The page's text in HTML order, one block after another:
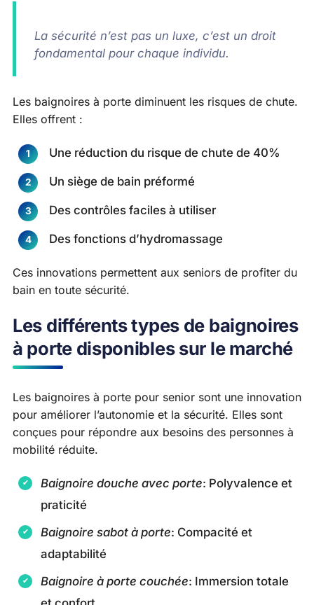
La sécurité n’est pas un luxe, c’est un droit
fondamental pour chaque individu.
Les baignoires à porte diminuent les risques de chute.
Elles offrent :
Une réduction du risque de chute de 40%
Un siège de bain préformé
Des contrôles faciles à utiliser
Des fonctions d’hydromassage
Ces innovations permettent aux seniors de profiter du
bain en toute sécurité.
Les différents types de baignoires
à porte disponibles sur le marché
Les baignoires à porte pour senior sont une innovation
pour améliorer l’autonomie et la sécurité. Elles sont
conçues pour répondre aux besoins des personnes à
mobilité réduite.
Baignoire douche avec porte: Polyvalence et
praticité
Baignoire sabot à porte: Compacité et
adaptabilité
Baignoire à porte couchée: Immersion totale